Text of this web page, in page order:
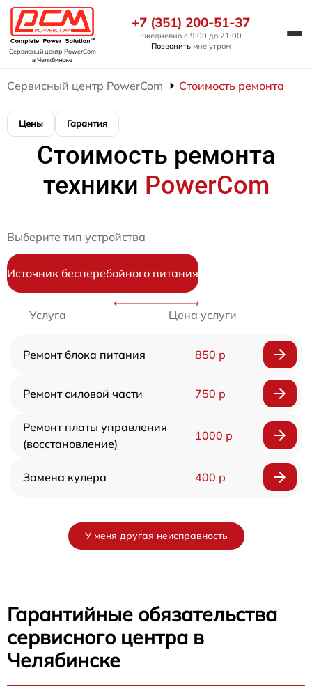
Сервисный центр PowerCom
в Челябинске
+7 (351) 200-51-37
Ежедневно с 9:00 до 21:00
Позвонить мне утром
Сервисный центр PowerCom Стоимость ремонта
Цены Гарантия
Стоимость ремонта
техники PowerCom
Выберите тип устройства
Источник бесперебойного питания
Услуга Цена услуги
Ремонт блока питания 850 р
Ремонт силовой части 750 р
Ремонт платы управления
(восстановление)
1000 р
Замена кулера 400 р
У меня другая неисправность
Гарантийные обязательства
сервисного центра в
Челябинске